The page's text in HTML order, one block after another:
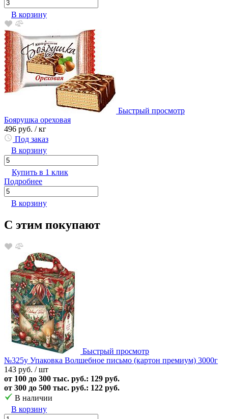
В корзину
Быстрый просмотр
Боярушка ореховая
496 руб. / кг
Под заказ
В корзину
Купить в 1 клик
Подробнее
В корзину
С этим покупают
Быстрый просмотр
№325у Упаковка Волшебное письмо (картон премиум) 3000г
143 руб. / шт
от 100 до 300 тыс. руб.: 129 руб.
от 300 до 500 тыс. руб.: 122 руб.
В наличии
В корзину